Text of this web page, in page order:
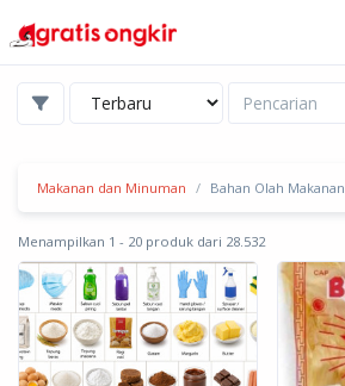
Makanan dan Minuman Bahan Olah Makanan
Menampilkan 1 - 20 produk dari 28.532